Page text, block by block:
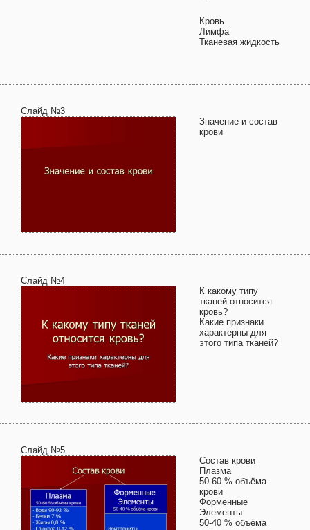
Кровь
Лимфа
Тканевая жидкость
Слайд №3
Значение и состав
крови
Слайд №4
К какому типу
тканей относится
кровь?
Какие признаки
характерны для
этого типа тканей?
Слайд №5
Состав крови
Плазма
50-60 % объёма
крови
Форменные
Элементы
50-40 % объёма